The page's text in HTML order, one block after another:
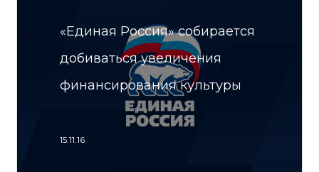
«Единая Россия» собирается
добиваться увеличения
финансирования культуры
15.11.16